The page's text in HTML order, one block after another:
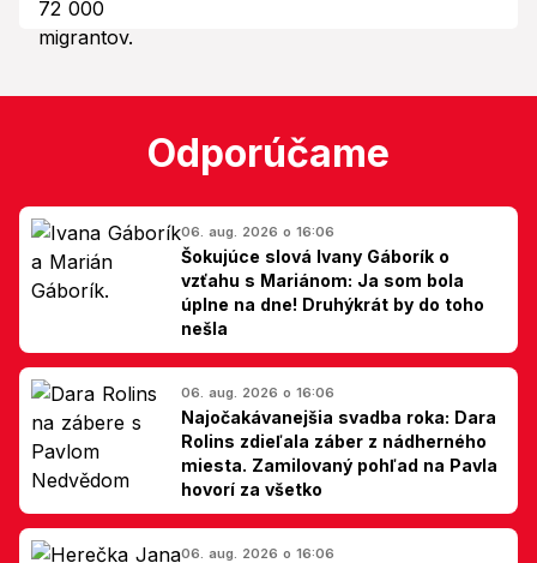
Odporúčame
06. aug. 2026 o 16:06
Šokujúce slová Ivany Gáborík o
vzťahu s Mariánom: Ja som bola
úplne na dne! Druhýkrát by do toho
nešla
06. aug. 2026 o 16:06
Najočakávanejšia svadba roka: Dara
Rolins zdieľala záber z nádherného
miesta. Zamilovaný pohľad na Pavla
hovorí za všetko
06. aug. 2026 o 16:06